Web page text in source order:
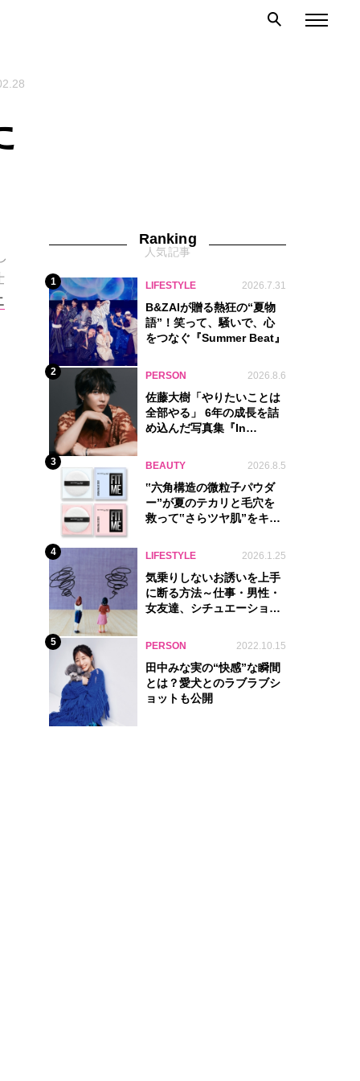
Ranking
人気記事
1 LIFESTYLE 2026.7.31
B&ZAIが贈る熱狂の“夏物
語”！笑って、騒いで、心
をつなぐ『Summer Beat』
2 PERSON 2026.8.6
佐藤大樹「やりたいことは
全部やる」 6年の成長を詰
め込んだ写真集『In
3 BEAUTY 2026.8.5
‟六角構造の微粒子パウダ
ー”が夏のテカリと毛穴を
救って‟さらツヤ肌”をキー
4 LIFESTYLE 2026.1.25
気乗りしないお誘いを上手
に断る方法～仕事・男性・
女友達、シチュエーション
5 PERSON 2022.10.15
田中みな実の“快感”な瞬間
とは？愛犬とのラブラブシ
ョットも公開